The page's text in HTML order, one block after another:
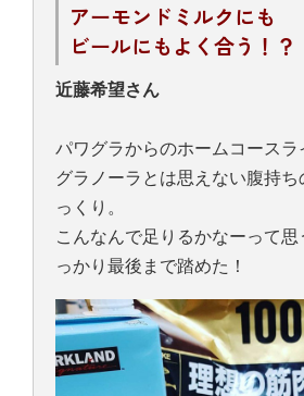
アーモンドミルクにも
ビールにもよく合う！？
近藤希望さん
パワグラからのホームコースラ
グラノーラとは思えない腹持
っくり。
こんなんで足りるかなーって思
っかり最後まで踏めた！